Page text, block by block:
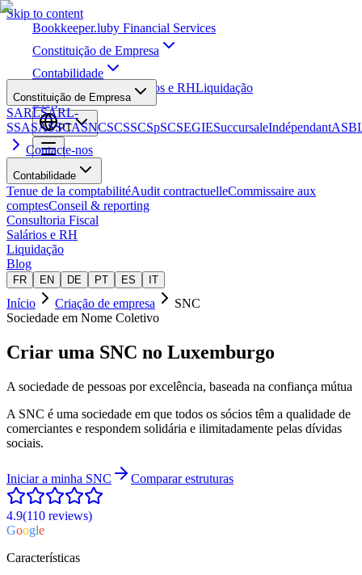
Skip to content
Bookkeeper.luby Financial Services
Constituição de Empresa
Contabilidade
Salários e RHLiquidação
Blog
PT
Constituição de Empresa
SARLSARL-
SSASASSCASNCSCSSCSpSCSEGIESuccursaleIndépendant
Contacte-nos
Contabilidade
Tenue de la comptabilitéAudit contractuelleCommissaire aux
comptesConseil & reporting
Consultoria Fiscal
Salários e RH
Liquidação
Blog
FR EN DE PT ES IT
Início Criação de empresa
SNC
Sociedade em Nome Coletivo
Criar uma SNC no Luxemburgo
A sociedade de pessoas por excelência, baseada na confiança mútua
A SNC é uma sociedade em que todos os sócios têm a qualidade de
comerciantes e respondem solidária e ilimitadamente pelas dívidas
sociais.
Iniciar a minha SNC Comparar estruturas
4.9(110 reviews)
Google
Características